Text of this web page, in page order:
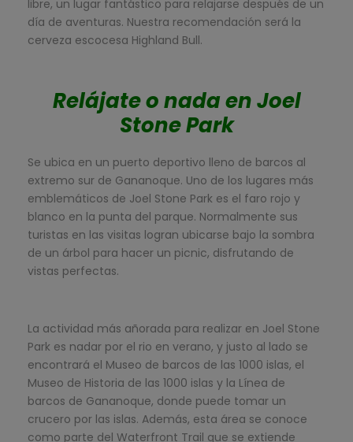
libre, un lugar fantástico para relajarse después de un
día de aventuras. Nuestra recomendación será la
cerveza escocesa Highland Bull.
Relájate o nada en Joel
Stone Park
Se ubica en un puerto deportivo lleno de barcos al
extremo sur de Gananoque. Uno de los lugares más
emblemáticos de Joel Stone Park es el faro rojo y
blanco en la punta del parque. Normalmente sus
turistas en las visitas logran ubicarse bajo la sombra
de un árbol para hacer un picnic, disfrutando de
vistas perfectas.
La actividad más añorada para realizar en Joel Stone
Park es nadar por el rio en verano, y justo al lado se
encontrará el Museo de barcos de las 1000 islas, el
Museo de Historia de las 1000 islas y la Línea de
barcos de Gananoque, donde puede tomar un
crucero por las islas. Además, esta área se conoce
como parte del Waterfront Trail que se extiende